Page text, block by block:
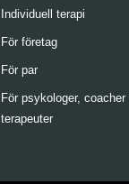
Individuell terapi
För företag
För par
För psykologer, coacher
terapeuter